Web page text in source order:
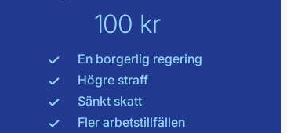
100 kr
En borgerlig regering
Högre straff
Sänkt skatt
Fler arbetstillfällen